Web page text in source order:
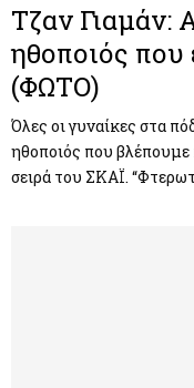
Τζαν Γιαμάν:
ηθοποιός που
(ΦΩΤΟ)
Όλες οι γυναίκες στα
ηθοποιός που
σειρά του ΣΚΑΪ.